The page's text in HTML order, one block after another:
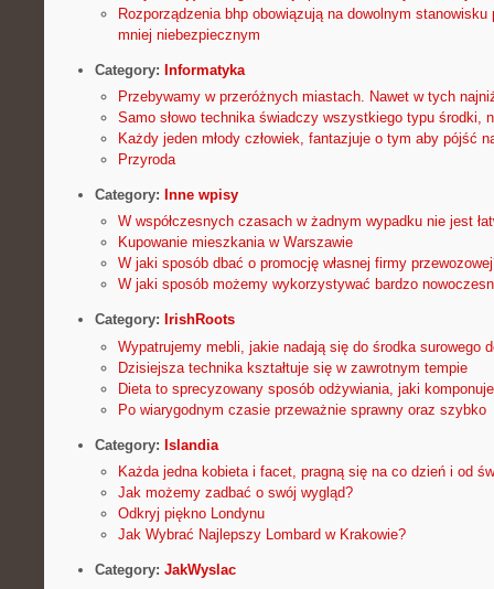
Rozporządzenia bhp obowiązują na dowolnym
mniej niebezpiecznym
Category: Informatyka
Przebywamy w przeróżnych miastach. Nawet w tych
Samo słowo technika świadczy wszystkiego typu środki,
Każdy jeden młody człowiek, fantazjuje o tym aby pójść
Przyroda
Category: Inne wpisy
W współczesnych czasach w żadnym wypadku nie jest
Kupowanie mieszkania w Warszawie
W jaki sposób dbać o promocję własnej firmy
W jaki sposób możemy wykorzystywać bardzo
Category: IrishRoots
Wypatrujemy mebli, jakie nadają się do środka surowego
Dzisiejsza technika kształtuje się w zawrotnym tempie
Dieta to sprecyzowany sposób odżywiania, jaki
Po wiarygodnym czasie przeważnie sprawny oraz szybko
Category: Islandia
Każda jedna kobieta i facet, pragną się na co dzień i od
Jak możemy zadbać o swój wygląd?
Odkryj piękno Londynu
Jak Wybrać Najlepszy Lombard w Krakowie?
Category: JakWyslac